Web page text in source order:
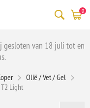
0
gesloten van 18 juli tot en
Olië / Vet / Gel
Light